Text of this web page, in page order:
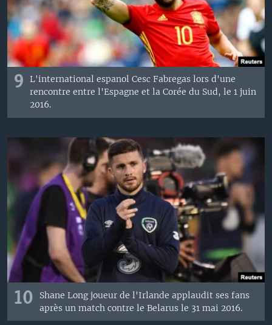
9
L'international espanol Cesc Fabregas lors d'une
rencontre entre l'Espagne et la Corée du Sud, le 1 juin
2016.
10
Shane Long joueur de l'Irlande applaudit ses fans
après un match contre le Belarus le 31 mai 2016.